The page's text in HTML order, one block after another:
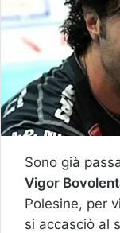
Sono già
Vigor
Polesine, per
si accasciò al